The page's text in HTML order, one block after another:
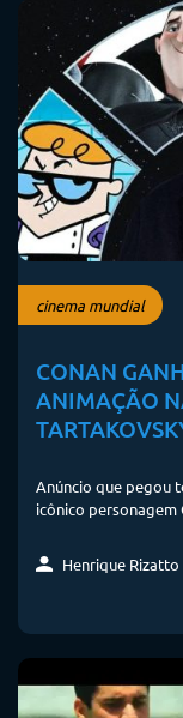
cinema mundial
CONAN
ANIMAÇÃO
Anúncio que pegou
icônico personagem
Henrique Rizatto